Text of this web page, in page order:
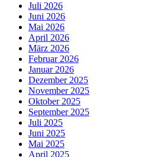
Juli 2026
Juni 2026
Mai 2026
April 2026
März 2026
Februar 2026
Januar 2026
Dezember 2025
November 2025
Oktober 2025
September 2025
Juli 2025
Juni 2025
Mai 2025
April 2025